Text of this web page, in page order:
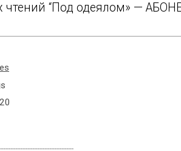
чтений “Под одеялом» —